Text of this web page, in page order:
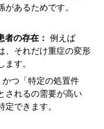
あるためです。
者の存在： 例えば
、それだけ重症の変形
す。
かつ「特定の処置件
されるの需要が高い
定できます。